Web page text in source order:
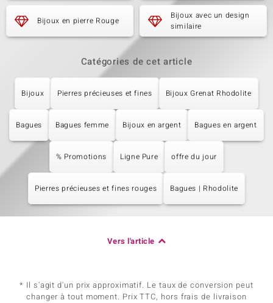
Bijoux en pierre Rouge
Bijoux avec un design
similaire
Catégories de cet article
Bijoux Pierres précieuses et fines Bijoux Grenat Rhodolite
Bagues Bagues femme Bijoux en argent Bagues en argent
% Promotions Ligne Pure offre du jour
Pierres précieuses et fines rouges Bagues | Rhodolite
Vers l'article
* Il s'agit d'un prix approximatif. Le taux de conversion peut
changer à tout moment. Prix TTC, hors frais de livraison